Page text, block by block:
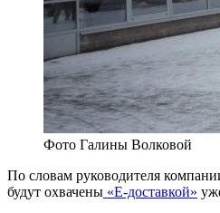
Фото Галины Волковой
По словам руководителя
будут охвачены «Е-доставкой»